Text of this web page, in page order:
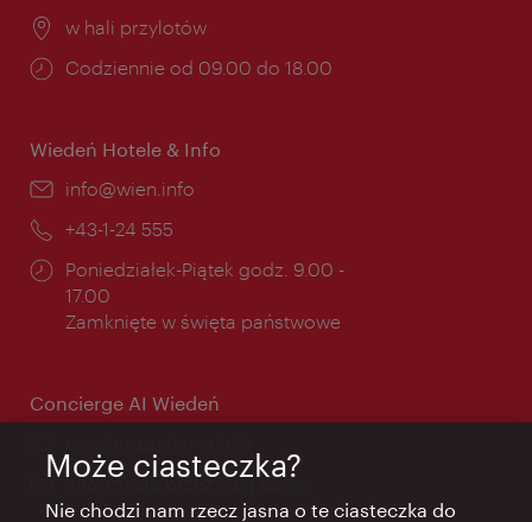
Miejsce:
w hali przylotów
Godziny
Codziennie od 09.00 do 18.00
Wiedeń Hotele & Info
E-
info@wien.info
Telefon:
+43-1-24 555
Godziny
otwarcia:
Poniedziałek-Piątek godz. 9.00 -
17.00
Zamknięte w święta państwowe
Concierge AI Wiedeń
Informacje przez całą dobę
Może ciasteczka?
Nie chodzi nam rzecz jasna o te ciasteczka do